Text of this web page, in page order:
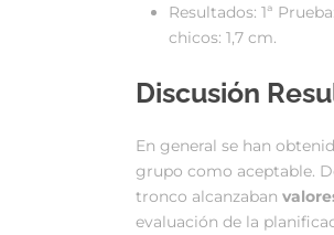
Resultados: 1ª
chicos: 1,7 cm.
Discusión
En general se han
grupo como aceptable.
tronco alcanzaban
evaluación de la